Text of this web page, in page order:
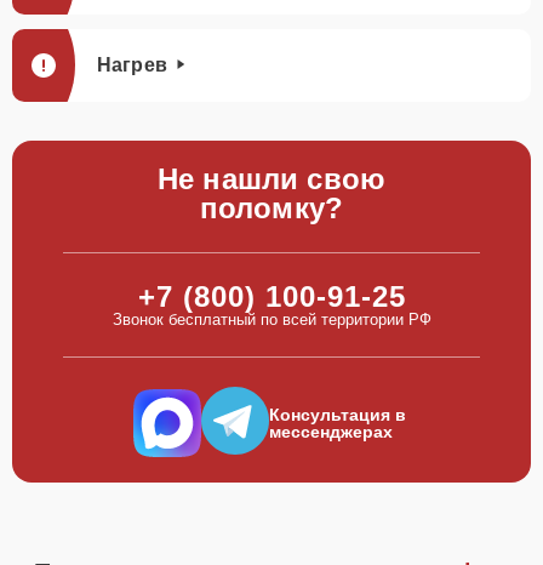
Нагрев
Не нашли свою
поломку?
+7 (800) 100-91-25
Звонок бесплатный по всей территории РФ
Консультация в
мессенджерах